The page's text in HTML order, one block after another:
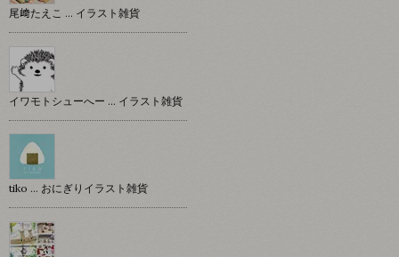
尾﨑たえこ … イラスト雑貨
イワモトシューへー … イラスト雑貨
tiko … おにぎりイラスト雑貨